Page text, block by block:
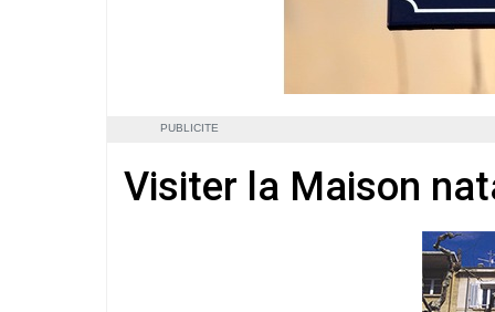
PUBLICITE
Visiter la Maison